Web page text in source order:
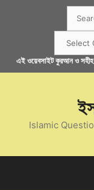
for:
এই ওয়েবসাইট কুরআন ও সহীহ
Islamic